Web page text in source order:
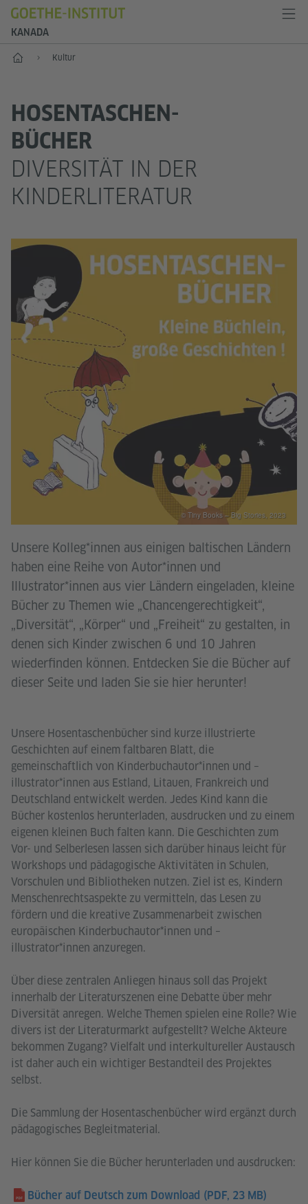
KANADA
Start Kultur
HOSENTASCHEN-
BÜCHER
DIVERSITÄT IN DER
KINDERLITERATUR
Unsere Kolleg*innen aus einigen baltischen Ländern
haben eine Reihe von Autor*innen und
Illustrator*innen aus vier Ländern eingeladen, kleine
Bücher zu Themen wie „Chancengerechtigkeit“,
„Diversität“, „Körper“ und „Freiheit“ zu gestalten, in
denen sich Kinder zwischen 6 und 10 Jahren
wiederfinden können. Entdecken Sie die Bücher auf
dieser Seite und laden Sie sie hier herunter!
© Tiny Books – Big Stories, 2023
Unsere Hosentaschenbücher sind kurze illustrierte
Geschichten auf einem faltbaren Blatt, die
gemeinschaftlich von Kinderbuchautor*innen und –
illustrator*innen aus Estland, Litauen, Frankreich und
Deutschland entwickelt werden. Jedes Kind kann die
Bücher kostenlos herunterladen, ausdrucken und zu einem
eigenen kleinen Buch falten kann. Die Geschichten zum
Vor- und Selberlesen lassen sich darüber hinaus leicht für
Workshops und pädagogische Aktivitäten in Schulen,
Vorschulen und Bibliotheken nutzen. Ziel ist es, Kindern
Menschenrechtsaspekte zu vermitteln, das Lesen zu
fördern und die kreative Zusammenarbeit zwischen
europäischen Kinderbuchautor*innen und –
illustrator*innen anzuregen.
Über diese zentralen Anliegen hinaus soll das Projekt
innerhalb der Literaturszenen eine Debatte über mehr
Diversität anregen. Welche Themen spielen eine Rolle? Wie
divers ist der Literaturmarkt aufgestellt? Welche Akteure
bekommen Zugang? Vielfalt und interkultureller Austausch
ist daher auch ein wichtiger Bestandteil des Projektes
selbst.
Die Sammlung der Hosentaschenbücher wird ergänzt durch
pädagogisches Begleitmaterial.
Hier können Sie die Bücher herunterladen und ausdrucken:
Bücher auf Deutsch zum Download (PDF, 23 MB)